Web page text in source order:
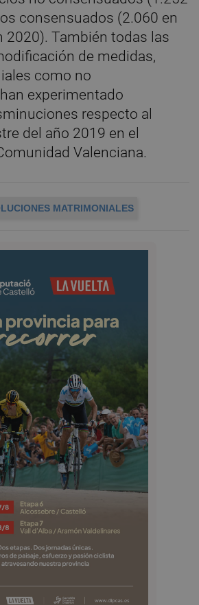
consensuados (2.060 en
2020). También todas las
de medidas,
como no
experimentado
respecto al
del año 2019 en el
Valenciana.
MATRIMONIALES